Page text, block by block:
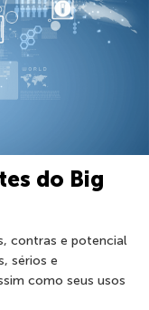
do Big
contras e potencial
sérios e
como seus usos